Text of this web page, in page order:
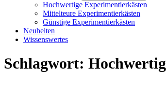
Hochwertige Experimentierkästen
Mittelteure Experimentierkästen
Günstige Experimentierkästen
Neuheiten
Wissenswertes
Schlagwort: Hochwertig